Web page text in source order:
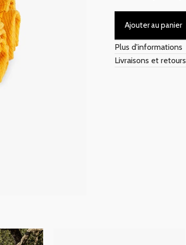
Ajouter au panier
Plus d'informations
Livraisons et retours